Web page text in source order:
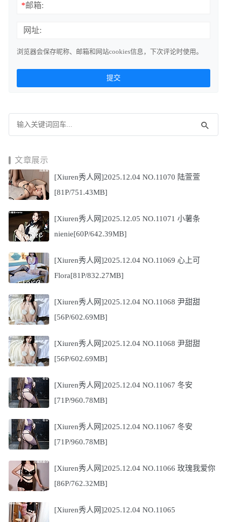
*邮箱:
网址:
浏览器会保存昵称、邮箱和网站cookies信息，下次评论时使用。
文章展示
[Xiuren秀人网]2025.12.04 NO.11070 陆萱萱
[81P/751.43MB]
[Xiuren秀人网]2025.12.05 NO.11071 小薯条
nienie[60P/642.39MB]
[Xiuren秀人网]2025.12.04 NO.11069 心上可
Flora[81P/832.27MB]
[Xiuren秀人网]2025.12.04 NO.11068 尹甜甜
[56P/602.69MB]
[Xiuren秀人网]2025.12.04 NO.11068 尹甜甜
[56P/602.69MB]
[Xiuren秀人网]2025.12.04 NO.11067 冬安
[71P/960.78MB]
[Xiuren秀人网]2025.12.04 NO.11067 冬安
[71P/960.78MB]
[Xiuren秀人网]2025.12.04 NO.11066 玫瑰我爱你
[86P/762.32MB]
[Xiuren秀人网]2025.12.04 NO.11065